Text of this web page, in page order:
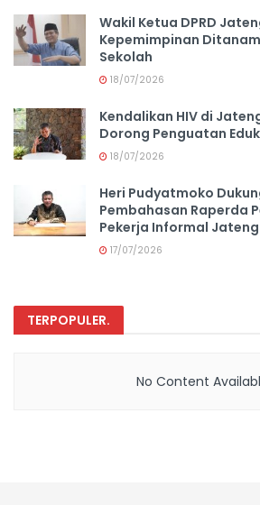
Wakil Ketua DPRD
Kepemimpinan
Sekolah
18/07/2026
Kendalikan HIV di
Dorong Penguatan
18/07/2026
Heri Pudyatmoko
Pembahasan Raperda
Pekerja Informal Jateng
17/07/2026
TERPOPULER.
No Content